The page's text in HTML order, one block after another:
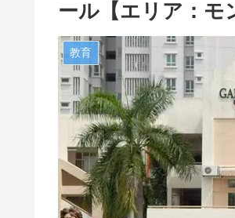
ール【エリア：モ
教育